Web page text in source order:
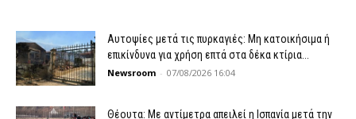
Αυτοψίες μετά τις πυρκαγιές: Μη κατοικήσιμα ή
επικίνδυνα για χρήση επτά στα δέκα κτίρια...
Newsroom - 07/08/2026 16:04
Θέουτα: Με αντίμετρα απειλεί η Ισπανία μετά την